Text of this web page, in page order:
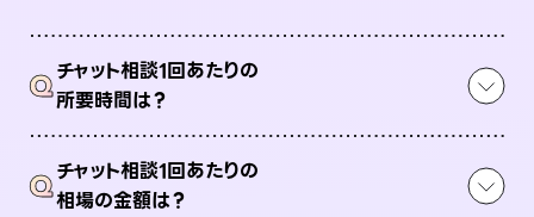
Qチャット相談1回あたりの
所要時間は？
Qチャット相談1回あたりの
相場の金額は？